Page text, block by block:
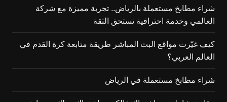
شراء مطابخ مستعملة بالرياض.. تجربة مميزة مع شركة
العالمي وخدمة احترافية تستحق الثقة
كيف غيّرت مواقع البث المباشر طريقة متابعة كرة القدم في
العالم العربي؟
شراء مطابخ مستعملة في الرياض